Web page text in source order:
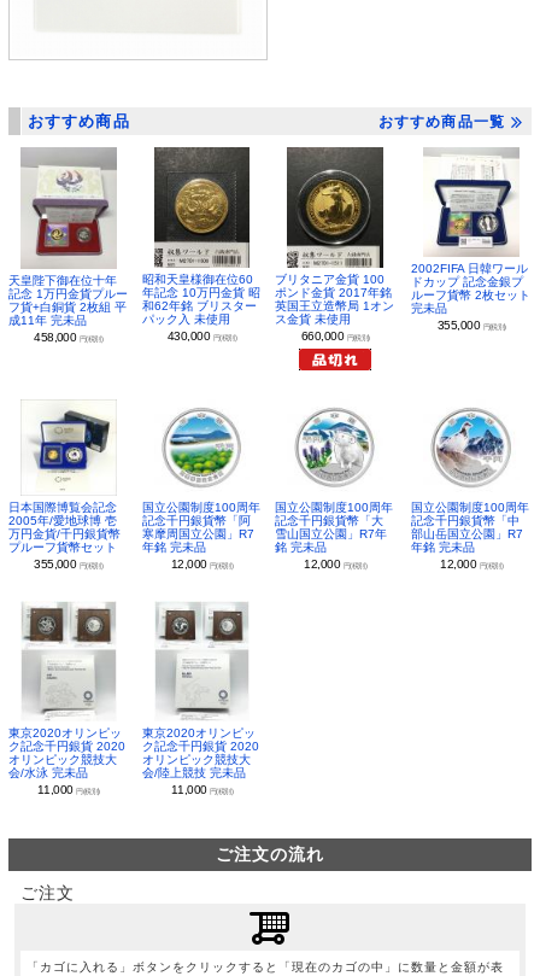
おすすめ商品 おすすめ商品一覧
天皇陛下御在位十年
記念 1万円金貨プルー
フ貨+白銅貨 2枚組 平
成11年 完未品
458,000 円(税別)
昭和天皇様御在位60
年記念 10万円金貨 昭
和62年銘 ブリスター
パック入 未使用
430,000 円(税別)
ブリタニア金貨 100
ポンド金貨 2017年銘
英国王立造幣局 1オン
ス金貨 未使用
660,000 円(税別)
2002FIFA 日韓ワール
ドカップ 記念金銀プ
ルーフ貨幣 2枚セット
完未品
355,000 円(税別)
日本国際博覧会記念
2005年/愛地球博 壱
万円金貨/千円銀貨幣
プルーフ貨幣セット
355,000 円(税別)
国立公園制度100周年
記念千円銀貨幣「阿
寒摩周国立公園」R7
年銘 完未品
12,000 円(税別)
国立公園制度100周年
記念千円銀貨幣「大
雪山国立公園」R7年
銘 完未品
12,000 円(税別)
国立公園制度100周年
記念千円銀貨幣「中
部山岳国立公園」R7
年銘 完未品
12,000 円(税別)
東京2020オリンピッ
ク記念千円銀貨 2020
オリンピック競技大
会/水泳 完未品
11,000円(税別)
東京2020オリンピッ
ク記念千円銀貨 2020
オリンピック競技大
会/陸上競技 完未品
11,000 円(税別)
ご注文の流れ
ご注文
「カゴに入れる」ボタンをクリックすると「現在のカゴの中」に数量と金額が表